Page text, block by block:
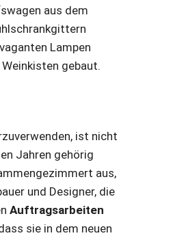
aus dem
Lampen
Weinkisten gebaut.
ist nicht
Jahren gehörig
aus,
und Designer, die
Auftragsarbeiten
sie in dem neuen